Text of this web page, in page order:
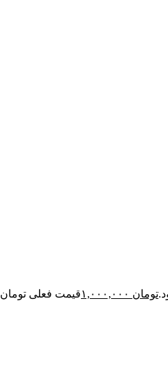
تومان قیمت فعلی تومان ۱,۰۰۰,۰۰۰ است.